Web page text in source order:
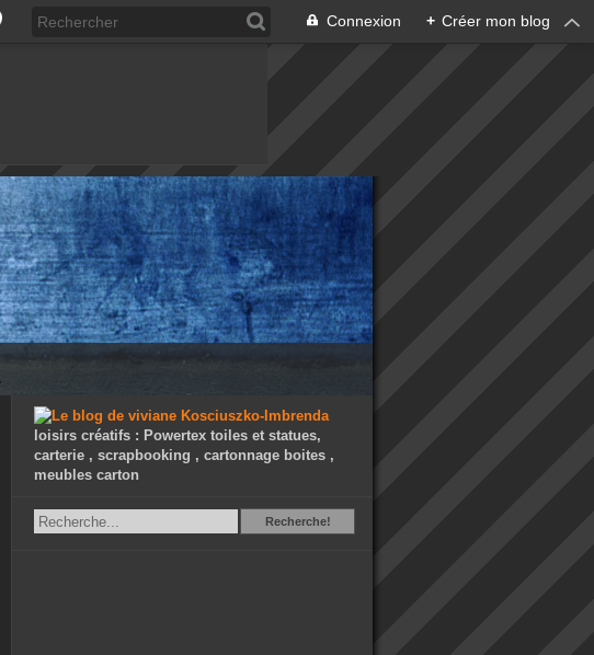
Connexion + Créer mon blog
loisirs créatifs : Powertex toiles et statues,
carterie , scrapbooking , cartonnage boites ,
meubles carton
RechercheRecherche!